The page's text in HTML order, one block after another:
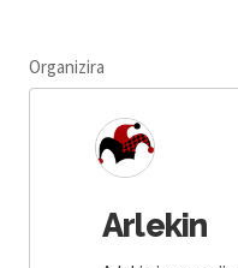
Organizira
Arlekin